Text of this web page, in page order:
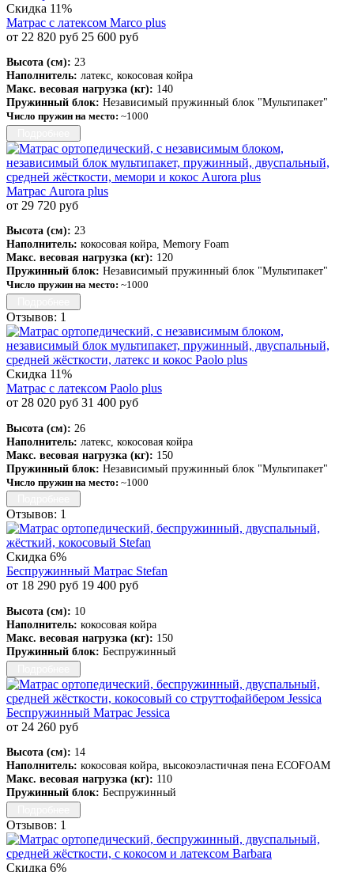
Скидка 11%
Матрас с латексом Marco plus
от 22 820 руб 25 600 руб
Высота (см): 23
Наполнитель: латекс, кокосовая койра
Макс. весовая нагрузка (кг): 140
Пружинный блок: Независимый пружинный блок "Мультипакет"
Число пружин на место: ~1000
Матрас Aurora plus
от 29 720 руб
Высота (см): 23
Наполнитель: кокосовая койра, Memory Foam
Макс. весовая нагрузка (кг): 120
Пружинный блок: Независимый пружинный блок "Мультипакет"
Число пружин на место: ~1000
Отзывов: 1
Скидка 11%
Матрас с латексом Paolo plus
от 28 020 руб 31 400 руб
Высота (см): 26
Наполнитель: латекс, кокосовая койра
Макс. весовая нагрузка (кг): 150
Пружинный блок: Независимый пружинный блок "Мультипакет"
Число пружин на место: ~1000
Отзывов: 1
Скидка 6%
Беспружинный Матрас Stefan
от 18 290 руб 19 400 руб
Высота (см): 10
Наполнитель: кокосовая койра
Макс. весовая нагрузка (кг): 150
Пружинный блок: Беспружинный
Беспружинный Матрас Jessica
от 24 260 руб
Высота (см): 14
Наполнитель: кокосовая койра, высокоэластичная пена ECOFOAM
Макс. весовая нагрузка (кг): 110
Пружинный блок: Беспружинный
Отзывов: 1
Скидка 6%